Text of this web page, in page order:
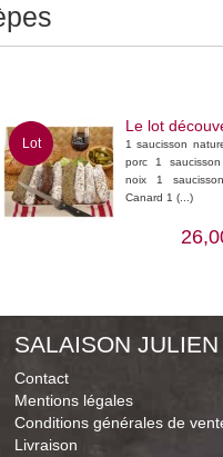
Le lot
1 saucisson
porc 1
noix 1
Canard 1 (...)
Lot
SALAISON JULIEN
Contact
Mentions légales
Conditions générales de
Livraison